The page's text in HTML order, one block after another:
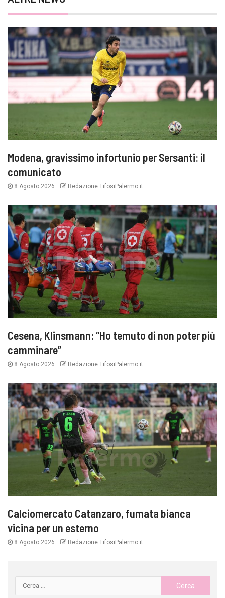
Modena, gravissimo infortunio per Sersanti: il
comunicato
8 Agosto 2026 Redazione TifosiPalermo.it
Cesena, Klinsmann: “Ho temuto di non poter più
camminare”
8 Agosto 2026 Redazione TifosiPalermo.it
Calciomercato Catanzaro, fumata bianca
vicina per un esterno
8 Agosto 2026 Redazione TifosiPalermo.it